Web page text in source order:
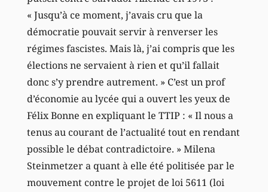
« Jusqu’à ce moment, j’avais cru que la
démocratie pouvait servir à renverser les
régimes fascistes. Mais là, j’ai compris que les
élections ne servaient à rien et qu’il fallait
donc s’y prendre autrement. » C’est un prof
d’économie au lycée qui a ouvert les yeux de
Félix Bonne en expliquant le TTIP : « Il nous a
tenus au courant de l’actualité tout en rendant
possible le débat contradictoire. » Milena
Steinmetzer a quant à elle été politisée par le
mouvement contre le projet de loi 5611 (loi